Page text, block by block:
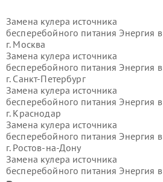
Замена кулера источника
бесперебойного питания Энергия в
г. Москва
Замена кулера источника
бесперебойного питания Энергия в
г. Санкт-Петербург
Замена кулера источника
бесперебойного питания Энергия в
г. Краснодар
Замена кулера источника
бесперебойного питания Энергия в
г. Ростов-на-Дону
Замена кулера источника
бесперебойного питания Энергия в